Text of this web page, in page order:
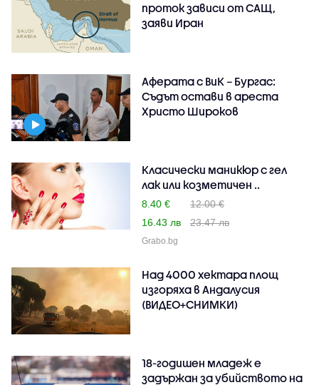
проток зависи от САЩ,
заяви Иран
Аферата с ВиК – Бургас:
Съдът остави в ареста
Христо Широков
Класически маникюр с гел
лак или козметичен ..
8.40 €
12.00 €
16.43 лв
23.47 лв
Grabo.bg
Над 4000 хектара площ
изгоряха в Андалусия
(ВИДЕО+СНИМКИ)
18-годишен младеж е
задържан за убийството на